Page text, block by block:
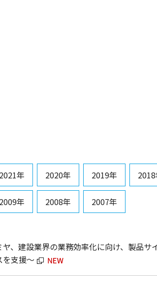
2021年 2020年 2019年
2009年 2008年 2007年
ヤ、建設業界の業務効率化に向け、製品
を支援～